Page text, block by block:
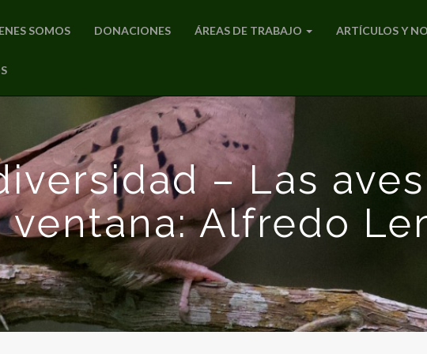
SOMOS DONACIONES ÁREAS DE TRABAJO ARTÍCULOS Y
– Las
ventana: Alfredo